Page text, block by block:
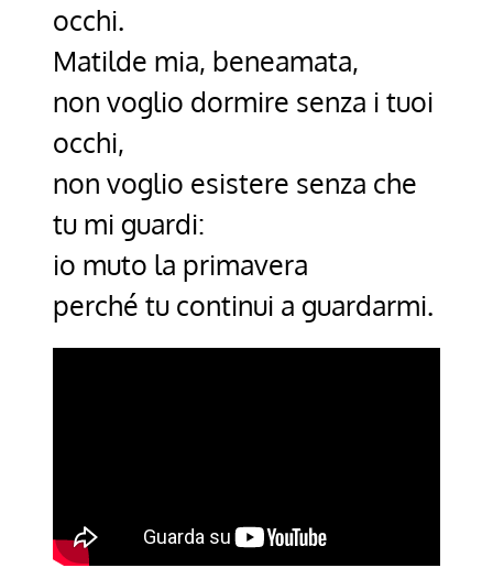
occhi.
Matilde mia, beneamata,
non voglio dormire senza i tuoi
occhi,
non voglio esistere senza che
tu mi guardi:
io muto la primavera
perché tu continui a guardarmi.